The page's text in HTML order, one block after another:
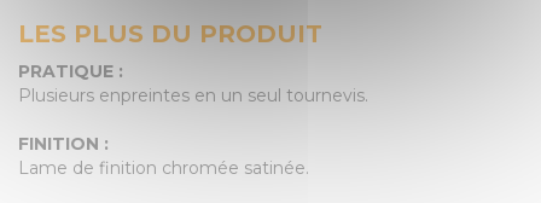
LES PLUS DU PRODUIT
PRATIQUE :
Plusieurs enpreintes en un seul tournevis.
FINITION :
Lame de finition chromée satinée.